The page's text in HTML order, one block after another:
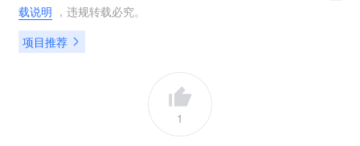
载说明 ，违规转载必究。
项目推荐
1